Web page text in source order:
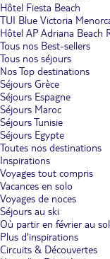
Hôtel Fiesta Beach
TUI Blue Victoria
Hôtel AP Adriana Beach
Tous nos Best-sellers
Tous nos séjours
Nos Top destinations
Séjours Grèce
Séjours Espagne
Séjours Maroc
Séjours Tunisie
Séjours Egypte
Toutes nos destinations
Inspirations
Voyages tout compris
Vacances en solo
Voyages de noces
Séjours au ski
Où partir en février au
Plus d'inspirations
Circuits & Découvertes